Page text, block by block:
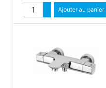
Quantité
Augmenter quantité
Diminuer quantité
Ajouter au panier